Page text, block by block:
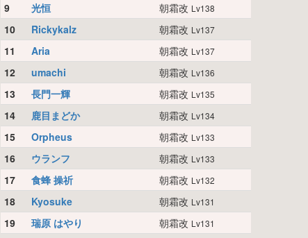
9 光恒 朝霜改 Lv138
10 Rickykalz 朝霜改 Lv137
11 Aria 朝霜改 Lv137
12 umachi 朝霜改 Lv136
13 長門一輝 朝霜改 Lv135
14 鹿目まどか 朝霜改 Lv134
15 Orpheus 朝霜改 Lv133
16 ウランフ 朝霜改 Lv133
17 食蜂 操祈 朝霜改 Lv132
18 Kyosuke 朝霜改 Lv131
19 瑞原 はやり 朝霜改 Lv131